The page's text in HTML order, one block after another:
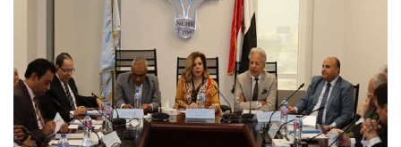
الطلاب
هيئة التدريس